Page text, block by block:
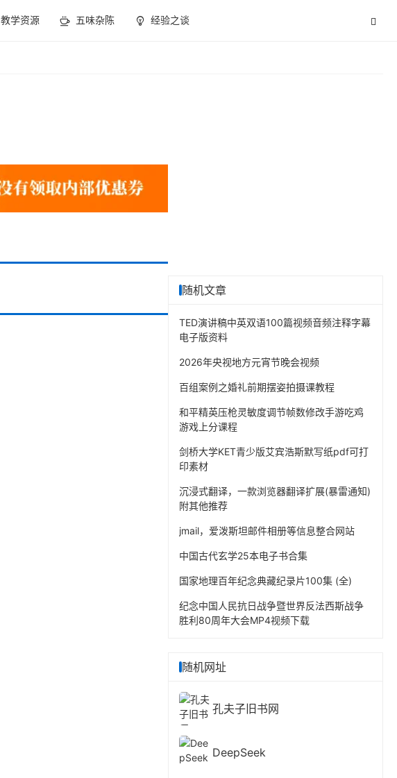
教学资源 五味杂陈 经验之谈
随机文章
TED演讲稿中英双语100篇视频音频注释字幕
电子版资料
2026年央视地方元宵节晚会视频
百组案例之婚礼前期摆姿拍摄课教程
和平精英压枪灵敏度调节帧数修改手游吃鸡
游戏上分课程
剑桥大学KET青少版艾宾浩斯默写纸pdf可打
印素材
沉浸式翻译，一款浏览器翻译扩展(暴雷通知)
附其他推荐
jmail，爱泼斯坦邮件相册等信息整合网站
中国古代玄学25本电子书合集
国家地理百年纪念典藏纪录片100集 (全)
纪念中国人民抗日战争暨世界反法西斯战争
胜利80周年大会MP4视频下载
随机网址
孔夫子旧书网
DeepSeek